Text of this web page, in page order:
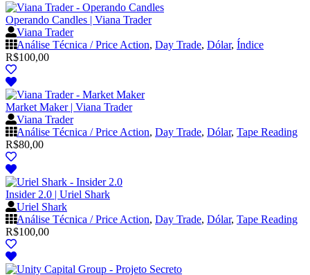
Operando Candles | Viana Trader
Viana Trader
Análise Técnica / Price Action, Day Trade, Dólar, Índice
R$100,00
Market Maker | Viana Trader
Viana Trader
Análise Técnica / Price Action, Day Trade, Dólar, Tape Reading
R$80,00
Insider 2.0 | Uriel Shark
Uriel Shark
Análise Técnica / Price Action, Day Trade, Dólar, Tape Reading
R$100,00